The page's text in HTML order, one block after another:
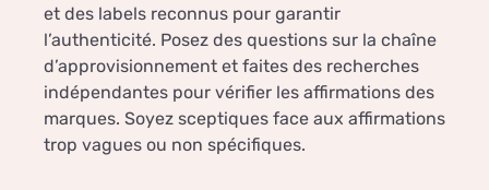
et des labels reconnus pour garantir
l’authenticité. Posez des questions sur la chaîne
d’approvisionnement et faites des recherches
indépendantes pour vérifier les affirmations des
marques. Soyez sceptiques face aux affirmations
trop vagues ou non spécifiques.